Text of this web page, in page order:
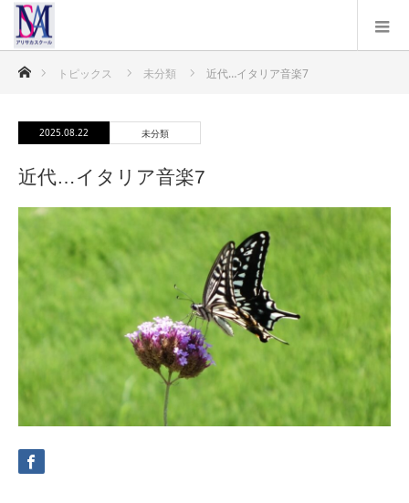
ホームトピックス 未分類 近代…イタリア音楽7
2025.08.22 未分類
近代…イタリア音楽7